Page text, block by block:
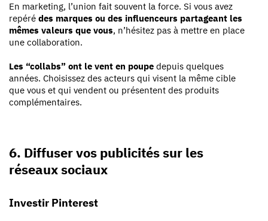
En marketing, l’union fait souvent la force. Si vous avez
repéré des marques ou des influenceurs partageant les
mêmes valeurs que vous, n’hésitez pas à mettre en place
une collaboration.
Les “collabs” ont le vent en poupe depuis quelques
années. Choisissez des acteurs qui visent la même cible
que vous et qui vendent ou présentent des produits
complémentaires.
6. Diffuser vos publicités sur les
réseaux sociaux
Investir Pinterest